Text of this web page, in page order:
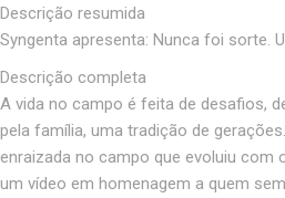
Descrição resumida
Syngenta apresenta: Nunca foi sorte.
Descrição completa
A vida no campo é feita de desafios,
pela família, uma tradição de
enraizada no campo que evoluiu com
um vídeo em homenagem a quem